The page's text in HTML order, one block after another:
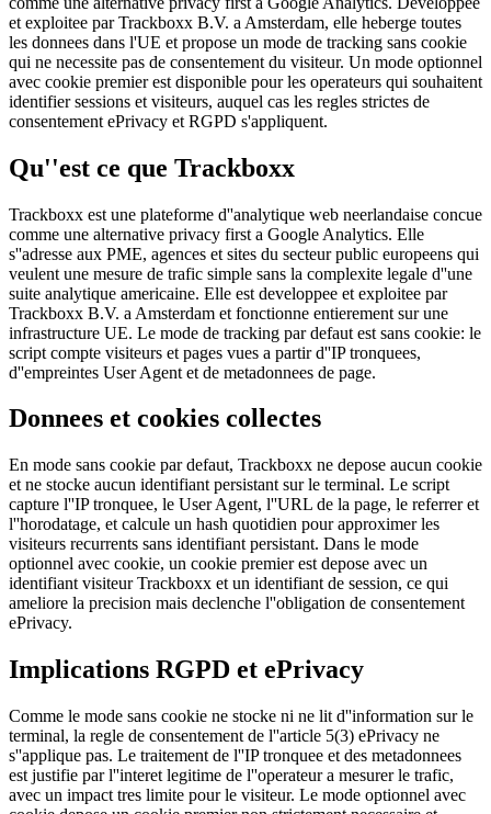
et exploitee par Trackboxx B.V. a Amsterdam, elle heberge toutes
les donnees dans l'UE et propose un mode de tracking sans cookie
qui ne necessite pas de consentement du visiteur. Un mode optionnel
avec cookie premier est disponible pour les operateurs qui souhaitent
identifier sessions et visiteurs, auquel cas les regles strictes de
consentement ePrivacy et RGPD s'appliquent.
Qu''est ce que Trackboxx
Trackboxx est une plateforme d''analytique web neerlandaise concue
comme une alternative privacy first a Google Analytics. Elle
s''adresse aux PME, agences et sites du secteur public europeens qui
veulent une mesure de trafic simple sans la complexite legale d''une
suite analytique americaine. Elle est developpee et exploitee par
Trackboxx B.V. a Amsterdam et fonctionne entierement sur une
infrastructure UE. Le mode de tracking par defaut est sans cookie: le
script compte visiteurs et pages vues a partir d''IP tronquees,
d''empreintes User Agent et de metadonnees de page.
Donnees et cookies collectes
En mode sans cookie par defaut, Trackboxx ne depose aucun cookie
et ne stocke aucun identifiant persistant sur le terminal. Le script
capture l''IP tronquee, le User Agent, l''URL de la page, le referrer et
l''horodatage, et calcule un hash quotidien pour approximer les
visiteurs recurrents sans identifiant persistant. Dans le mode
optionnel avec cookie, un cookie premier est depose avec un
identifiant visiteur Trackboxx et un identifiant de session, ce qui
ameliore la precision mais declenche l''obligation de consentement
ePrivacy.
Implications RGPD et ePrivacy
Comme le mode sans cookie ne stocke ni ne lit d''information sur le
terminal, la regle de consentement de l''article 5(3) ePrivacy ne
s''applique pas. Le traitement de l''IP tronquee et des metadonnees
est justifie par l''interet legitime de l''operateur a mesurer le trafic,
avec un impact tres limite pour le visiteur. Le mode optionnel avec